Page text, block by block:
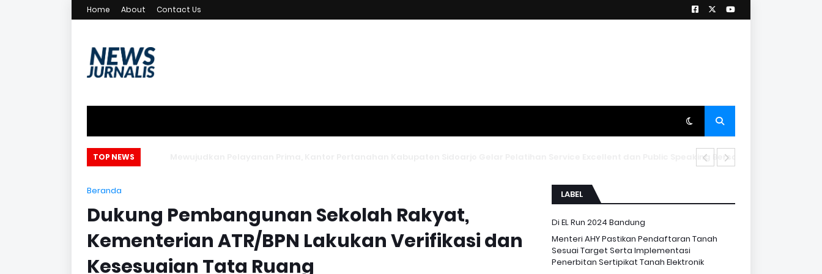
Home About Contact Us
TOP NEWS
Pelayanan Publik, Pengelolaan
Beranda
Dukung Pembangunan Sekolah Rakyat,
Kementerian ATR/BPN Lakukan Verifikasi dan
Kesesuaian Tata Ruang
LABEL
Di EL Run 2024 Bandung
Menteri AHY Pastikan Pendaftaran Tanah
Sesuai Target Serta Implementasi
Penerbitan Sertipikat Tanah Elektronik